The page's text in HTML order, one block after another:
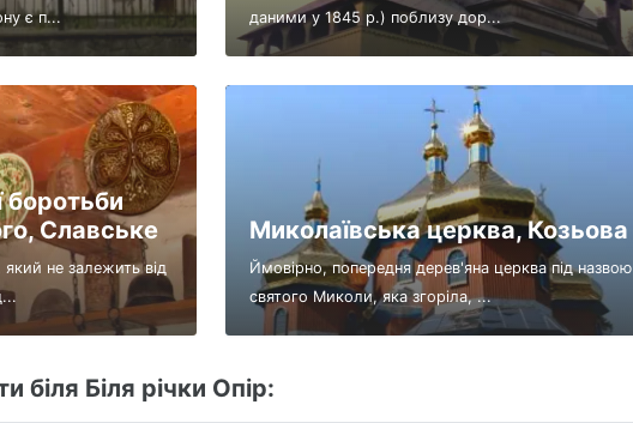
є п...
боротьби
Славське
який не залежить від
даними у 1845 р.) поблизу дор...
Миколаївська церква, Козьова
Ймовірно, попередня дерев'яна церква під назвою
святого Миколи, яка згоріла, ...
Біля річки Опір: